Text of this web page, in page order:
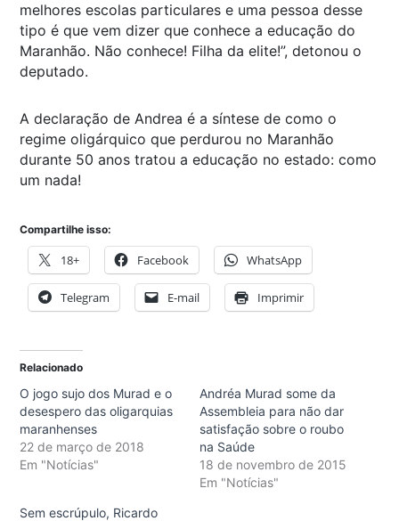
melhores escolas particulares e uma pessoa desse
tipo é que vem dizer que conhece a educação do
Maranhão. Não conhece! Filha da elite!”, detonou o
deputado.
A declaração de Andrea é a síntese de como o
regime oligárquico que perdurou no Maranhão
durante 50 anos tratou a educação no estado: como
um nada!
Compartilhe isso:
18+ Facebook WhatsApp
Telegram E-mail Imprimir
Relacionado
O jogo sujo dos Murad e o
desespero das oligarquias
maranhenses
22 de março de 2018
Em "Notícias"
Andréa Murad some da
Assembleia para não dar
satisfação sobre o roubo
na Saúde
18 de novembro de 2015
Em "Notícias"
Sem escrúpulo, Ricardo